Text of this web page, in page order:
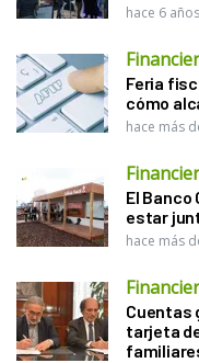
hace 6 años
Feria
cómo
hace más
El
estar
hace más
Cuentas
tarjeta